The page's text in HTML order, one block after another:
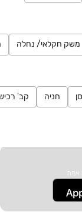
משק חקלאי/ נחלה
חניה קב'
אמת